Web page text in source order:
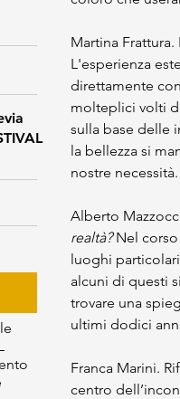
Martina Frattura.
L'esperienza
direttamente
molteplici volti
sulla base delle
la bellezza si
nostre necessità.
Alberto
realtà? Nel corso
luoghi
alcuni di questi
trovare una
ultimi dodici
Franca Marini.
centro